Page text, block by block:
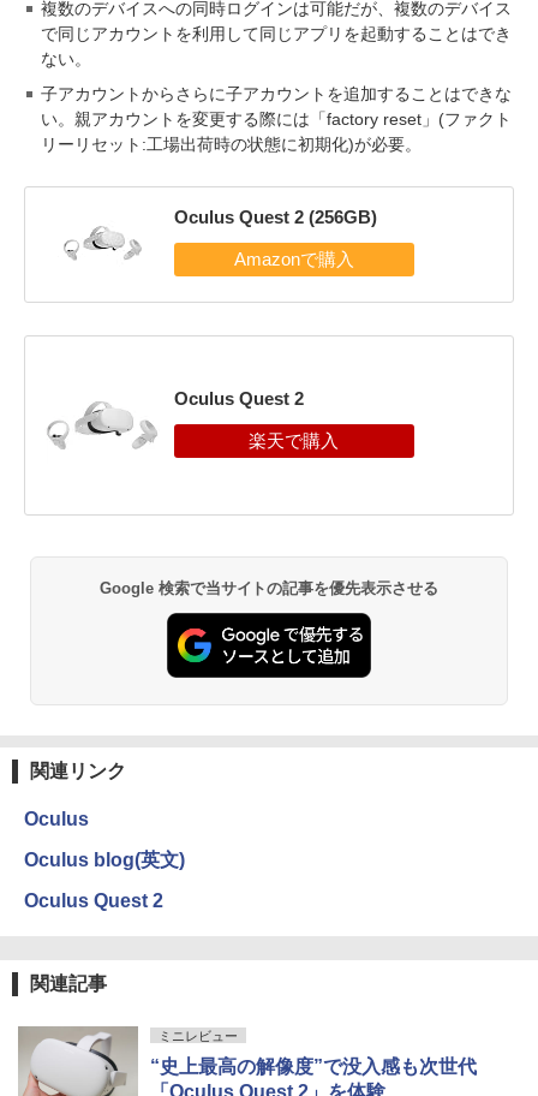
複数のデバイスへの同時ログインは可能だが、複数のデバイス
で同じアカウントを利用して同じアプリを起動することはでき
ない。
子アカウントからさらに子アカウントを追加することはできな
い。親アカウントを変更する際には「factory reset」(ファクト
リーリセット:工場出荷時の状態に初期化)が必要。
Oculus Quest 2 (256GB)
Oculus Quest 2
Google 検索で当サイトの記事を優先表示させる
関連リンク
Oculus
Oculus blog(英文)
Oculus Quest 2
関連記事
ミニレビュー
“史上最高の解像度”で没入感も次世代
「Oculus Quest 2」を体験